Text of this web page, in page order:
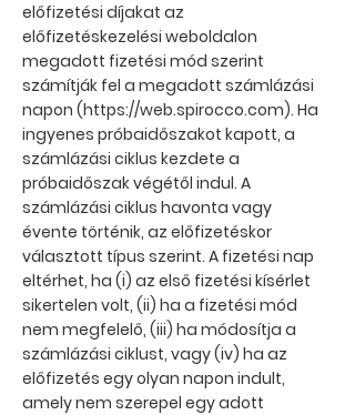
előfizetési díjakat az
előfizetéskezelési weboldalon
megadott fizetési mód szerint
számítják fel a megadott számlázási
napon (https://web.spirocco.com). Ha
ingyenes próbaidőszakot kapott, a
számlázási ciklus kezdete a
próbaidőszak végétől indul. A
számlázási ciklus havonta vagy
évente történik, az előfizetéskor
választott típus szerint. A fizetési nap
eltérhet, ha (i) az első fizetési kísérlet
sikertelen volt, (ii) ha a fizetési mód
nem megfelelő, (iii) ha módosítja a
számlázási ciklust, vagy (iv) ha az
előfizetés egy olyan napon indult,
amely nem szerepel egy adott